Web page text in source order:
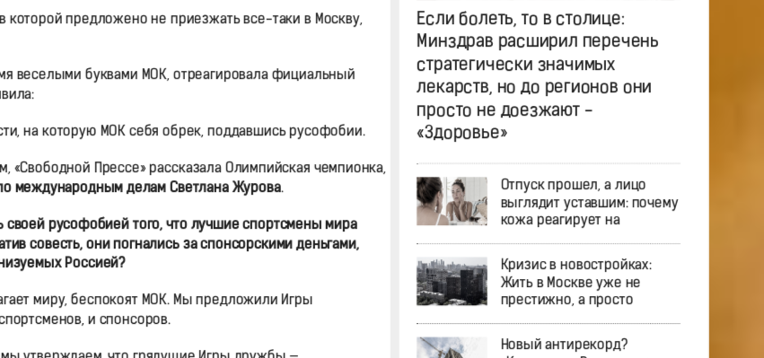
предложено не приезжать все-таки в Москву,
веселыми буквами МОК, отреагировала фициальный
на которую МОК себя обрек, поддавшись русофобии.
«Свободной Прессе» рассказала Олимпийская чемпионка,
международным делам Светлана Журова.
русофобией того, что лучшие спортсмены мира
совесть, они погнались за спонсорскими деньгами,
Россией?
миру, беспокоят МОК. Мы предложили Игры
и спонсоров.
Если болеть, то в столице:
Минздрав расширил перечень
стратегически значимых
лекарств, но до регионов они
просто не доезжают -
«Здоровье»
Отпуск прошел, а лицо
выглядит уставшим: почему
кожа реагирует на
Кризис в новостройках:
Жить в Москве уже не
престижно, а просто
Новый антирекорд?